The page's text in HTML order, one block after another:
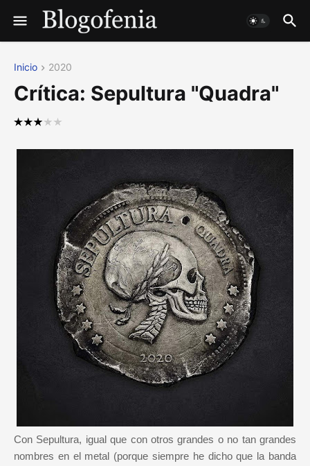
Inicio 2020
Crítica: Sepultura "Quadra"
Con Sepultura, igual que con otros grandes o no tan grandes
nombres en el metal (porque siempre he dicho que la banda